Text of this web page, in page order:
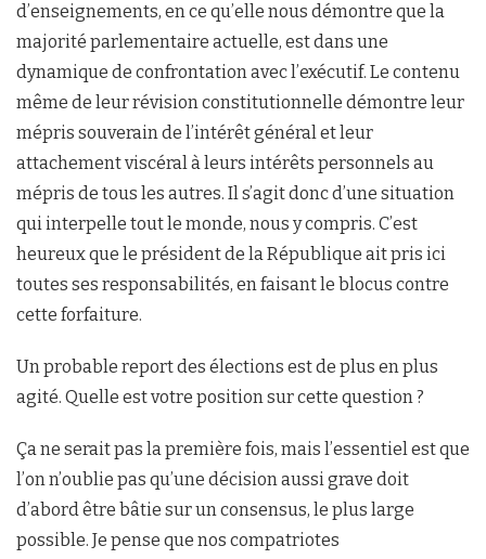
d’enseignements, en ce qu’elle nous démontre que la
majorité parlementaire actuelle, est dans une
dynamique de confrontation avec l’exécutif. Le contenu
même de leur révision constitutionnelle démontre leur
mépris souverain de l’intérêt général et leur
attachement viscéral à leurs intérêts personnels au
mépris de tous les autres. Il s’agit donc d’une situation
qui interpelle tout le monde, nous y compris. C’est
heureux que le président de la République ait pris ici
toutes ses responsabilités, en faisant le blocus contre
cette forfaiture.
Un probable report des élections est de plus en plus
agité. Quelle est votre position sur cette question ?
Ça ne serait pas la première fois, mais l’essentiel est que
l’on n’oublie pas qu’une décision aussi grave doit
d’abord être bâtie sur un consensus, le plus large
possible. Je pense que nos compatriotes